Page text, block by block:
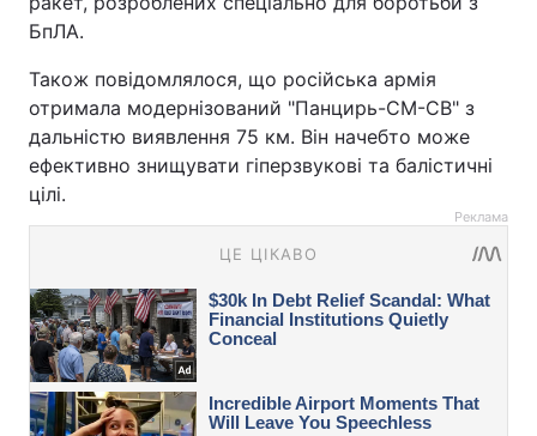
БпЛА.
Також повідомлялося, що російська армія
отримала модернізований "Панцирь-СМ-СВ" з
дальністю виявлення 75 км. Він начебто може
ефективно знищувати гіперзвукові та балістичні
цілі.
Реклама